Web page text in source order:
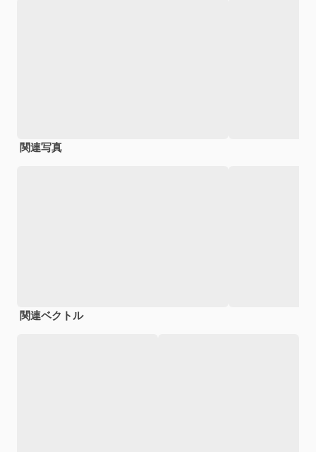
関連写真
関連ベクトル